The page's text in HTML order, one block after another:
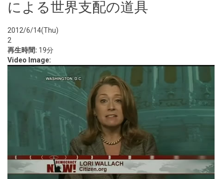
による世界支配の道具
2012/6/14(Thu)
2
再生時間: 19分
Video Image: